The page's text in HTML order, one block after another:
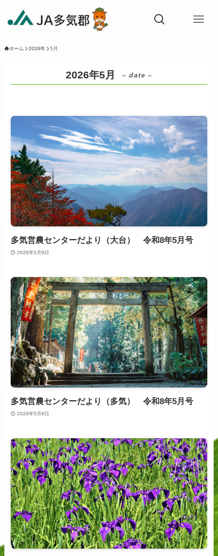
ホーム 2026年 5月
2026年5月 – date –
多気営農センターだより（大台） 令和8年5月号
2026年5月9日
多気営農センターだより（多気） 令和8年5月号
2026年5月9日